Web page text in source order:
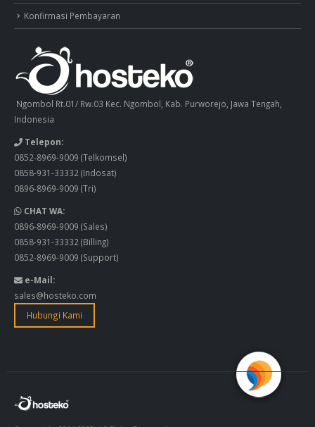
Konfirmasi Pembayaran
Ngombol Rt.01/ Rw.03 Kec. Ngombol, Kab. Purworejo, Jawa Tengah,
Indonesia
Telepon:
0852-8969-9009 (Telkomsel)
0858-931-33332(Indosat)
0896-8969-9009 (Tri)
CHAT WA:
0896-8969-9009 (Sales)
0858-931-33332(Billing)
0852-8969-9009 (Support)
e-Mail:
sales@hosteko.com
Hubungi Kami